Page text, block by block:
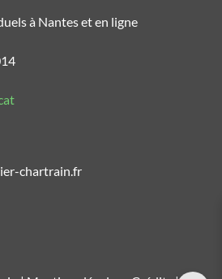
à Nantes et en ligne
chartrain.fr